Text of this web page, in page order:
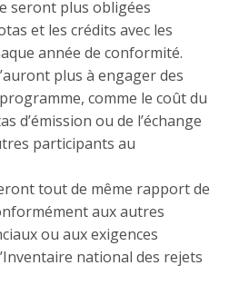
seront plus obligées
et les crédits avec les
année de conformité.
plus à engager des
comme le coût du
d’émission ou de l’échange
participants au
tout de même rapport de
aux autres
ou aux exigences
national des rejets